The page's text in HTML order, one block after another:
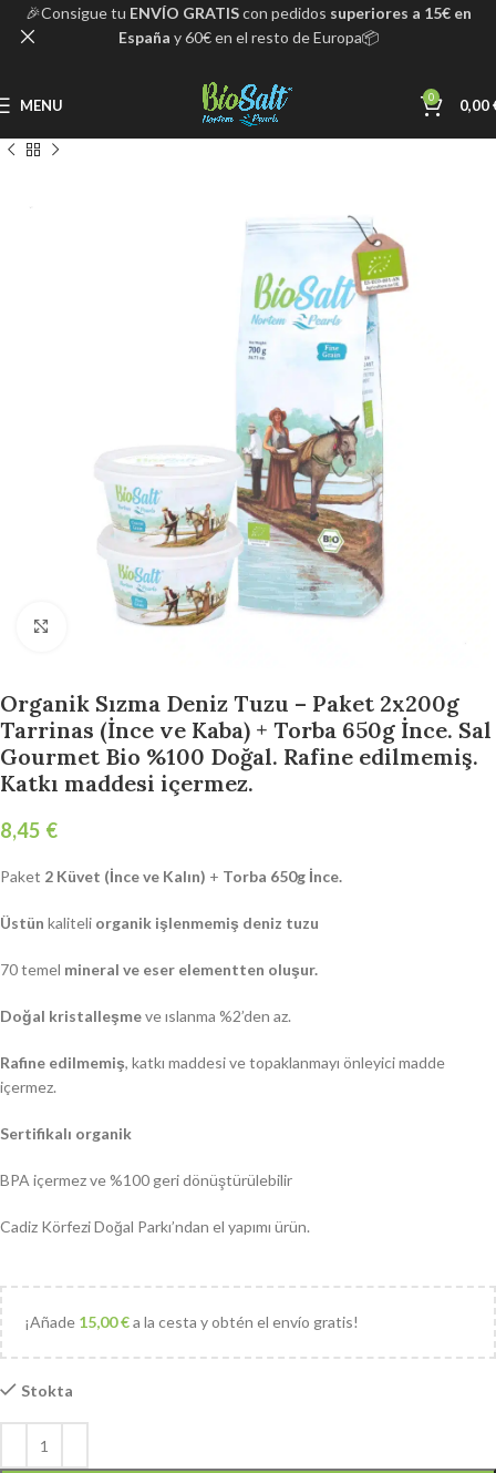
MENU 0 0,00
Click to enlarge
Organik Sızma Deniz Tuzu – Paket 2x200g
Tarrinas (İnce ve Kaba) + Torba 650g İnce. Sal
Gourmet Bio %100 Doğal. Rafine edilmemiş.
Katkı maddesi içermez.
€
Paket 2 Küvet (İnce ve Kalın) + Torba 650g İnce.
Üstün kaliteli organik işlenmemiş deniz tuzu
70 temel mineral ve eser elementten oluşur.
Doğal kristalleşmeve ıslanma %2’den az.
Rafine edilmemiş, katkı maddesi ve topaklanmayı önleyici madde
içermez.
Sertifikalı organik
BPA içermez ve %100 geri dönüştürülebilir
Cadiz Körfezi Doğal Parkı’ndan el yapımı ürün.
¡Añade 15,00€a la cesta y obtén el envío gratis!
Stokta
🎉Consigue tu ENVÍO GRATIScon pedidos superiores a 15€ en
España y 60€ en el resto de Europa📦